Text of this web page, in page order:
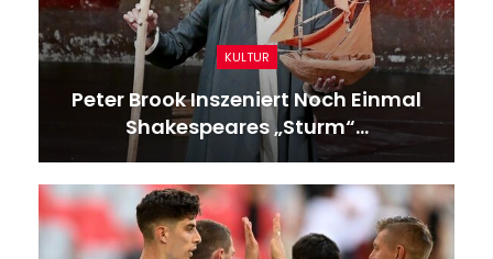
KULTUR
Peter Brook Inszeniert Noch Einmal
Shakespeares „Sturm“…